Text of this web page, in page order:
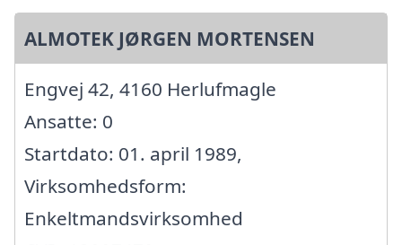
ALMOTEK JØRGEN MORTENSEN
Engvej 42, 4160 Herlufmagle
Ansatte: 0
Startdato: 01. april 1989,
Virksomhedsform:
Enkeltmandsvirksomhed